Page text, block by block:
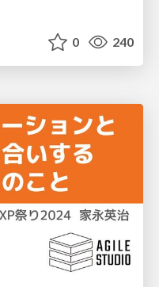
0 240